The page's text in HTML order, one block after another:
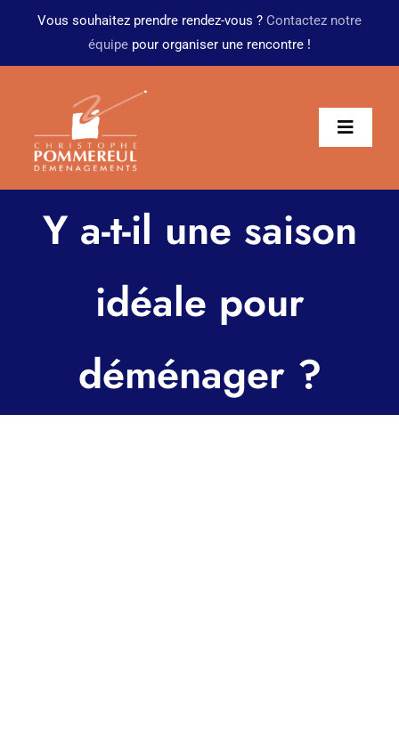
PasserVous souhaitez prendre rendez-vous ? Contactez notre
équipe pour organiser une rencontre !
Présentation
Particuliers
Transfert d’entreprise
Objet d’art
Y a-t-il une saison
idéale pour
déménager ?